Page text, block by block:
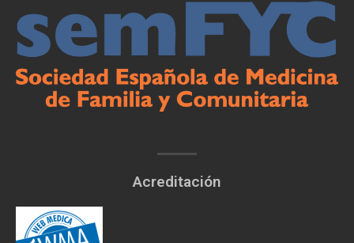
Acreditación